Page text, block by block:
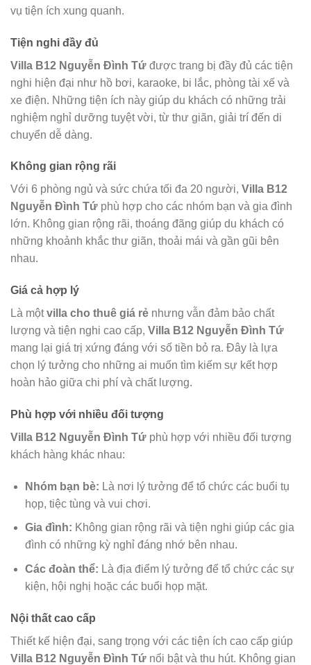
vụ tiện ích xung quanh.
Tiện nghi đầy đủ
Villa B12 Nguyễn Đình Tứ được trang bị đầy đủ các tiện
nghi hiện đại như hồ bơi, karaoke, bi lắc, phòng tài xế và
xe điện. Những tiện ích này giúp du khách có những trải
nghiệm nghỉ dưỡng tuyệt vời, từ thư giãn, giải trí đến di
chuyển dễ dàng.
Không gian rộng rãi
Với 6 phòng ngủ và sức chứa tối đa 20 người, Villa B12
Nguyễn Đình Tứ phù hợp cho các nhóm bạn và gia đình
lớn. Không gian rộng rãi, thoáng đãng giúp du khách có
những khoảnh khắc thư giãn, thoải mái và gần gũi bên
nhau.
Giá cả hợp lý
Là mộtvilla cho thuê giá rẻ nhưng vẫn đảm bảo chất
lượng và tiện nghi cao cấp, Villa B12 Nguyễn Đình Tứ
mang lại giá trị xứng đáng với số tiền bỏ ra. Đây là lựa
chọn lý tưởng cho những ai muốn tìm kiếm sự kết hợp
hoàn hảo giữa chi phí và chất lượng.
Phù hợp với nhiều đối tượng
Villa B12 Nguyễn Đình Tứ phù hợp với nhiều đối tượng
khách hàng khác nhau:
Nhóm bạn bè: Là nơi lý tưởng để tổ chức các buổi tụ
họp, tiệc tùng và vui chơi.
Gia đình: Không gian rộng rãi và tiện nghi giúp các gia
đình có những kỳ nghỉ đáng nhớ bên nhau.
Các đoàn thể: Là địa điểm lý tưởng để tổ chức các sự
kiện, hội nghị hoặc các buổi họp mặt.
Nội thất cao cấp
Thiết kế hiện đại, sang trọng với các tiện ích cao cấp giúp
Villa B12 Nguyễn Đình Tứ nổi bật và thu hút. Không gian